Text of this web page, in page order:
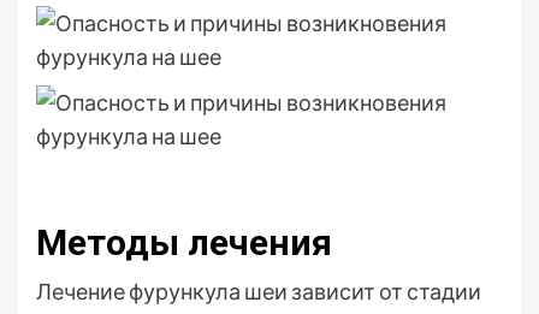
Методы лечения
Лечение фурункула шеи зависит от стадии